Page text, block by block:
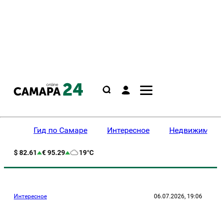
Гид по Самаре Интересное
$ 82.61 € 95.29 19°C
Интересное 06.07.2026, 19:06